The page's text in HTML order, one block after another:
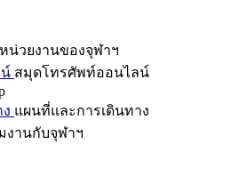
หน่วยงานของจุฬาฯ
สมุดโทรศัพท์ออนไลน์
แผนที่และการเดินทาง
งานกับจุฬาฯ